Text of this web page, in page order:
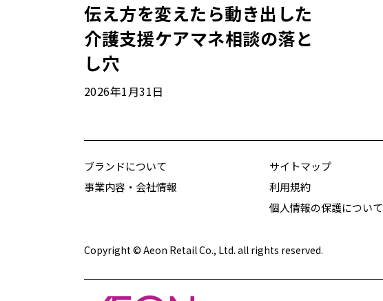
伝え方を変えたら動き出した
介護支援――ケアマネ相談の落と
し穴
2026年1月31日
ブランドについて
事業内容・会社情報
サイトマップ
利用規約
個人情報の保護について
Copyright © Aeon Retail Co., Ltd. all rights reserved.